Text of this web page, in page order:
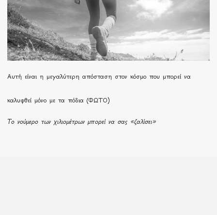
Αυτή είναι η μεγαλύτερη απόσταση στον κόσμο που μπορεί να
καλυφθεί μόνο με τα πόδια (ΦΩΤΟ)
Το νούμερο των χιλιομέτρων μπορεί να σας «ζαλίσει»